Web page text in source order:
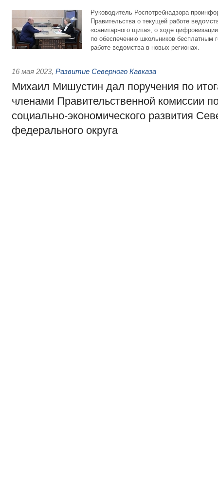
Руководитель Роспотребнадзора
Правительства о текущей работе
«санитарного щита», о ходе
по обеспечению школьников бесплатным
работе ведомства в новых регионах.
16 мая 2023, Развитие Северного Кавказа
Михаил Мишустин дал поручения по
членами Правительственной комиссии
социально-экономического развития
федерального округа